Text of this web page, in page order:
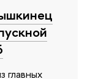
главных